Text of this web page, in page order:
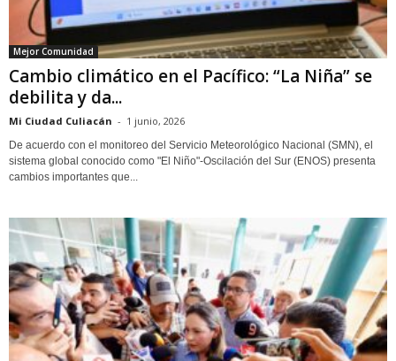
Mejor Comunidad
Cambio climático en el Pacífico: “La Niña” se
debilita y da...
Mi Ciudad Culiacán - 1 junio, 2026
De acuerdo con el monitoreo del Servicio Meteorológico Nacional (SMN), el
sistema global conocido como "El Niño"-Oscilación del Sur (ENOS) presenta
cambios importantes que...